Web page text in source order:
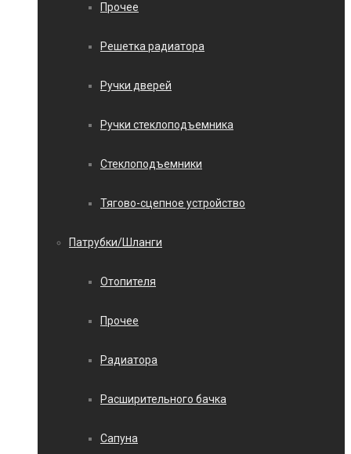
Прочее
Решетка радиатора
Ручки дверей
Ручки стеклоподъемника
Стеклоподъемники
Тягово-сцепное устройство
Патрубки/Шланги
Отопителя
Прочее
Радиатора
Расширительного бачка
Сапуна